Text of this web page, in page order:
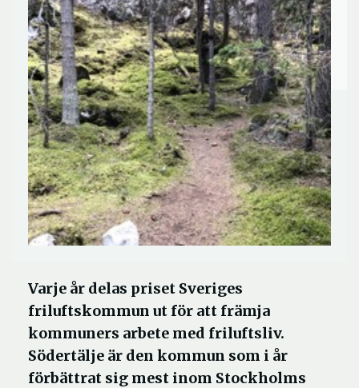
Varje år delas priset Sveriges
friluftskommun ut för att främja
kommuners arbete med friluftsliv.
Södertälje är den kommun som i år
förbättrat sig mest inom Stockholms